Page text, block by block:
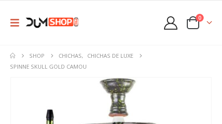
0
SHOP CHICHAS,
CHICHAS DE LUXE
SPINNE SKULL GOLD CAMOU